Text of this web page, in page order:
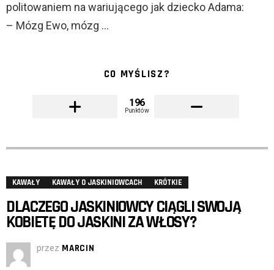
politowaniem na wariującego jak dziecko Adama:
– Mózg Ewo, mózg …
CO MYŚLISZ?
196
Punktów
KAWAŁY KAWAŁY O JASKINIOWCACH KRÓTKIE
DLACZEGO JASKINIOWCY CIĄGLI SWOJĄ
KOBIETĘ DO JASKINI ZA WŁOSY?
przez MARCIN